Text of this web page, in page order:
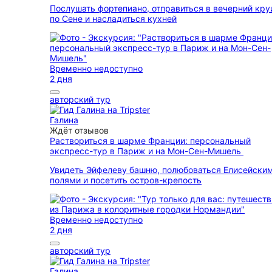
Послушать фортепиано, отправиться в вечерний
по Сене и насладиться кухней
Временно недоступно
2 дня
авторский тур
Галина
Ждёт отзывов
Раствориться в шарме Франции: персональный
экспресс-тур в Париж и на Мон-Сен-Мишель
Увидеть Эйфелеву башню, полюбоваться
полями и посетить остров-крепость
Временно недоступно
2 дня
авторский тур